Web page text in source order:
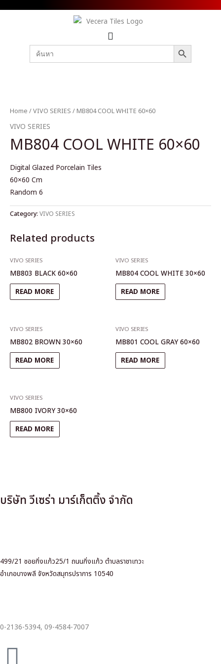
Search
for:
SEARCH BUTTON
Home /VIVO SERIES / MB804 COOL WHITE 60×60
VIVO SERIES
MB804 COOL WHITE 60×60
Digital Glazed Porcelain Tiles
60×60 Cm
Random 6
Category: VIVO SERIES
Related products
VIVO SERIES
MB803 BLACK 60×60
READ MORE
VIVO SERIES
MB804 COOL WHITE 30×60
READ MORE
VIVO SERIES
MB802 BROWN 30×60
READ MORE
VIVO SERIES
MB801 COOL GRAY 60×60
READ MORE
VIVO SERIES
MB800 IVORY 30×60
READ MORE
บริษัท วีเซร่า มาร์เก็ตติ้ง จำกัด
499/21 ซอยกิ่งแก้ว25/1 ถนนกิ่งแก้ว ตำบลราชาเทวะ
อำเภอบางพลี จังหวัดสมุทรปราการ 10540
0-2136-5394, 09-4584-7007